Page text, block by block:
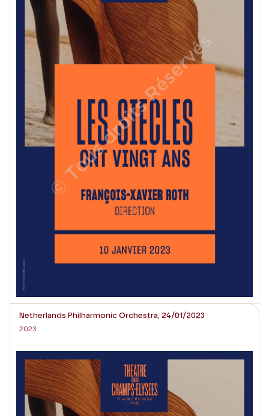
Netherlands Philharmonic Orchestra, 24/01/2023
2023